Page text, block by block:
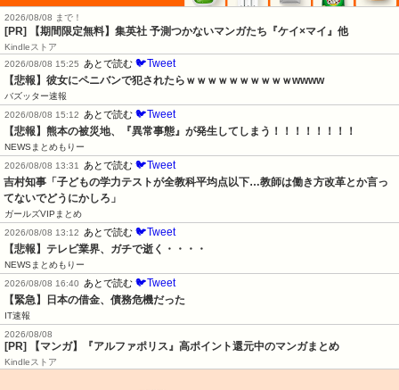
2026/08/08 まで！
[PR] 【期間限定無料】集英社 予測つかないマンガたち『ケイ×マイ』他
Kindleストア
2026/08/08 15:25
あとで読む 🐦Tweet
【悲報】彼女にペニバンで犯されたらｗｗｗｗｗｗｗｗｗｗwwww
バズッター速報
2026/08/08 15:12
あとで読む 🐦Tweet
【悲報】熊本の被災地、『異常事態』が発生してしまう！！！！！！！！
NEWSまとめもりー
2026/08/08 13:31
あとで読む 🐦Tweet
吉村知事「子どもの学力テストが全教科平均点以下…教師は働き方改革とか言っ
てないでどうにかしろ」
ガールズVIPまとめ
2026/08/08 13:12
あとで読む 🐦Tweet
【悲報】テレビ業界、ガチで逝く・・・・
NEWSまとめもりー
2026/08/08 16:40
あとで読む 🐦Tweet
【緊急】日本の借金、債務危機だった
IT速報
2026/08/08
[PR] 【マンガ】『アルファポリス』高ポイント還元中のマンガまとめ
Kindleストア